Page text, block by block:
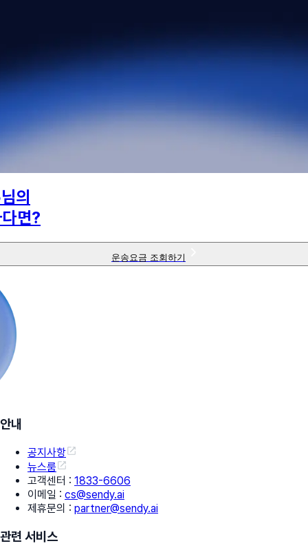
님의
면?
운송요금 조회하기
안내
공지사항
뉴스룸
고객센터 : 1833-6606
이메일 : cs@sendy.ai
제휴문의 : partner@sendy.ai
관련 서비스